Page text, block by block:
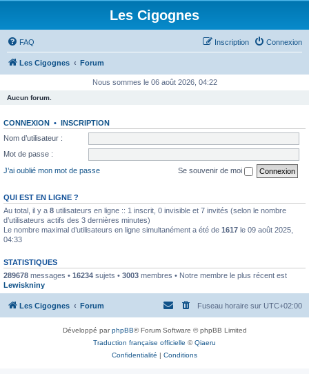
Les Cigognes
FAQ Connexion
Inscription
Les Cigognes Forum
Nous sommes le 06 août 2026, 04:22
Aucun forum.
CONNEXION • INSCRIPTION
Nom d’utilisateur :
Mot de passe :
J’ai oublié mon mot de passe
Se souvenir de moi
QUI EST EN LIGNE ?
Au total, il y a 8 utilisateurs en ligne :: 1 inscrit, 0 invisible et 7 invités (selon le nombre
d’utilisateurs actifs des 3 dernières minutes)
Le nombre maximal d’utilisateurs en ligne simultanément a été de 1617 le 09 août 2025,
04:33
STATISTIQUES
289678 messages • 16234 sujets • 3003 membres • Notre membre le plus récent est
Lewiskniny
Les Cigognes Forum Fuseau horaire sur UTC+02:00
Développé parphpBB® Forum Software © phpBB Limited
Traduction française officielle ©Qiaeru
Confidentialité | Conditions